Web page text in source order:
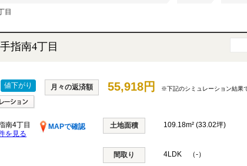
会社施工物件 リノベーション済み物件
8代疾病保証付き住宅ローン
不動産買取 空き家 リースバック
狭山市 富士見市
東所沢営業所 入間営業所 ひばりケ丘営業所
リフォーム おうちパークグループの強み
目
指南4丁目
値下がり 月々の返済額 55,918円 ※下記のシミュレーション結果
南4丁目
MAPで確認
を見る
土地面積 109.18m² (33.02坪)
間取り 4LDK （-）